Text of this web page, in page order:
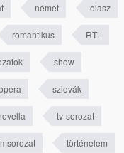
német olasz
romantikus RTL
show
szlovák
tv-sorozat
történelem